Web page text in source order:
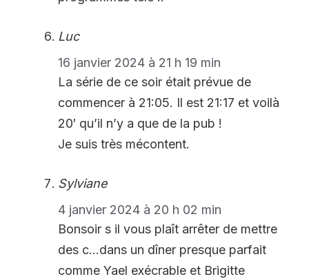
Luc
16 janvier 2024 à 21 h 19 min
La série de ce soir était prévue de
commencer à 21:05. Il est 21:17 et voilà
20′ qu’il n’y a que de la pub !
Je suis très mécontent.
Sylviane
4 janvier 2024 à 20 h 02 min
Bonsoir s il vous plaît arrêter de mettre
des c…dans un dîner presque parfait
comme Yael exécrable et Brigitte